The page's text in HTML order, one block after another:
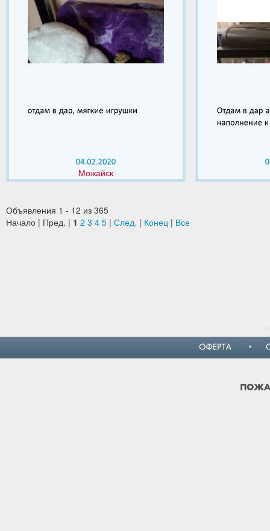
Можайск
Объявления 1 - 12 из 365
Начало | Пред. | 1 2 3 4 5 | След. | Конец | Все